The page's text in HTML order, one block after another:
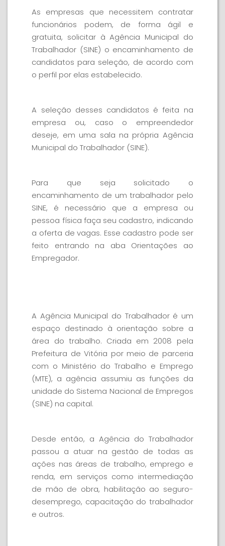
As empresas que necessitem contratar
funcionários podem, de forma ágil e
gratuita, solicitar à Agência Municipal do
Trabalhador (SINE) o encaminhamento de
candidatos para seleção, de acordo com
o perfil por elas estabelecido.
A seleção desses candidatos é feita na
empresa ou, caso o empreendedor
deseje, em uma sala na própria Agência
Municipal do Trabalhador (SINE).
Para que seja solicitado o
encaminhamento de um trabalhador pelo
SINE, é necessário que a empresa ou
pessoa física faça seu cadastro, indicando
a oferta de vagas. Esse cadastro pode ser
feito entrando na aba Orientações ao
Empregador.
A Agência Municipal do Trabalhador é um
espaço destinado à orientação sobre a
área do trabalho. Criada em 2008 pela
Prefeitura de Vitória por meio de parceria
com o Ministério do Trabalho e Emprego
(MTE), a agência assumiu as funções da
unidade do Sistema Nacional de Empregos
(SINE) na capital.
Desde então, a Agência do Trabalhador
passou a atuar na gestão de todas as
ações nas áreas de trabalho, emprego e
renda, em serviços como intermediação
de mão de obra, habilitação ao seguro-
desemprego, capacitação do trabalhador
e outros.